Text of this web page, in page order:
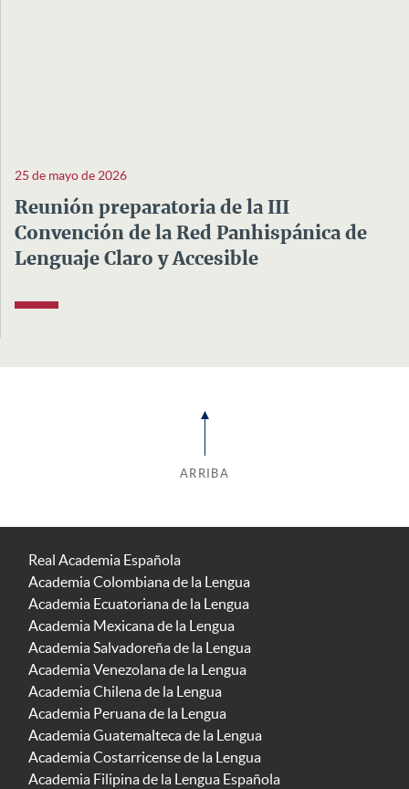
25 de mayo de 2026
Reunión preparatoria de la III
Convención de la Red Panhispánica de
Lenguaje Claro y Accesible
ARRIBA
Real Academia Española
Academia Colombiana de la Lengua
Academia Ecuatoriana de la Lengua
Academia Mexicana de la Lengua
Academia Salvadoreña de la Lengua
Academia Venezolana de la Lengua
Academia Chilena de la Lengua
Academia Peruana de la Lengua
Academia Guatemalteca de la Lengua
Academia Costarricense de la Lengua
Academia Filipina de la Lengua Española